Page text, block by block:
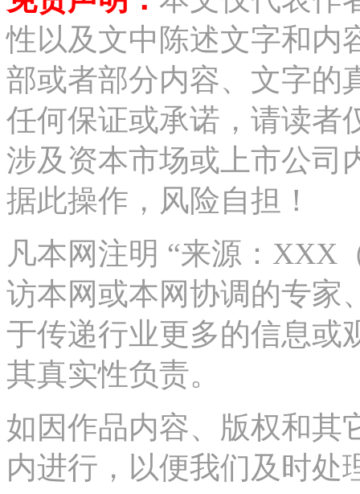
性以及文中陈述文字和内
部或者部分内容、文字的
任何保证或承诺，请读者
涉及资本市场或上市公司
据此操作，风险自担！
凡本网注明 “来源：XXX
访本网或本网协调的专家
于传递行业更多的信息或
其真实性负责。
如因作品内容、版权和其
内进行，以便我们及时处